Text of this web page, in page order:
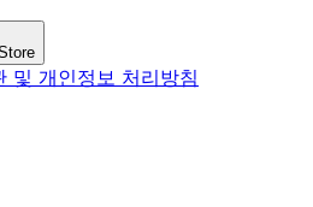
및 개인정보 처리방침